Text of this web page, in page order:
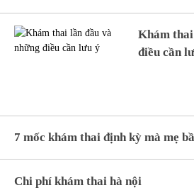
Khám
điều cần
7 mốc khám thai định kỳ mà mẹ
Chi phí khám thai hà nội